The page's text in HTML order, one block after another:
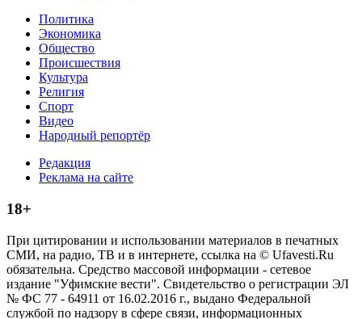
Политика
Экономика
Общество
Происшествия
Культура
Религия
Спорт
Видео
Народный репортёр
Редакция
Реклама на сайте
18+
При цитировании и использовании материалов в печатных
СМИ, на радио, ТВ и в интернете, ссылка на © Ufavesti.Ru
обязательна. Средство массовой информации - сетевое
издание "Уфимские вести". Свидетельство о регистрации ЭЛ
№ ФС 77 - 64911 от 16.02.2016 г., выдано Федеральной
службой по надзору в сфере связи, информационных